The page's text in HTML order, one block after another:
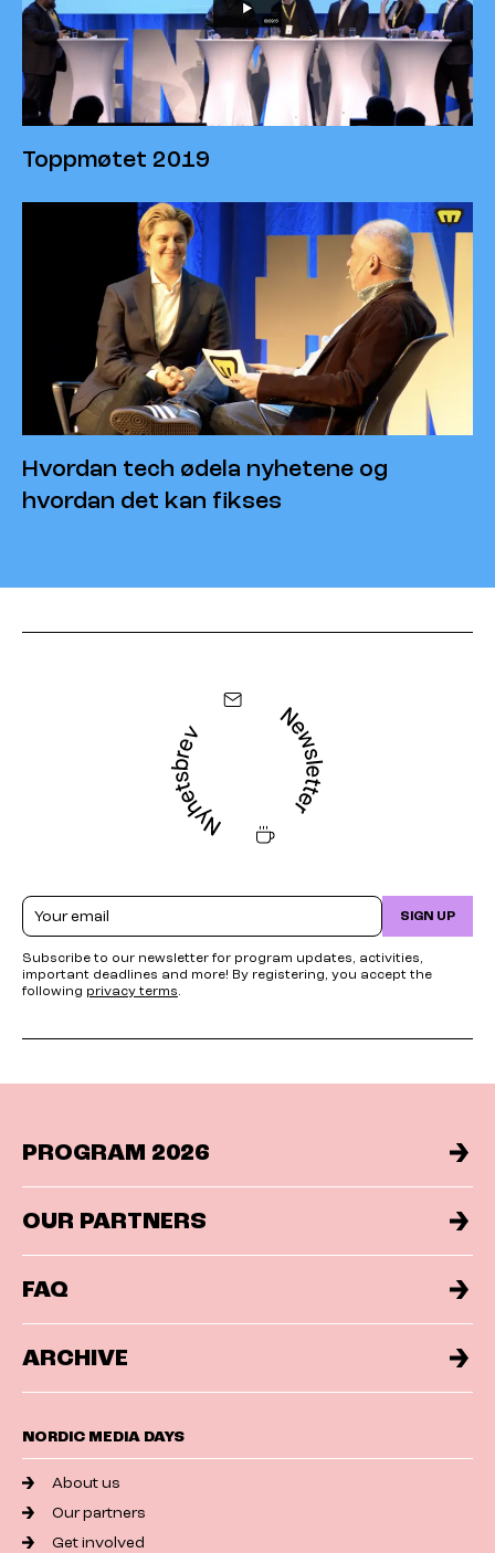
Toppmøtet 2019
Hvordan tech ødela nyhetene og
hvordan det kan fikses
Email SIGN UP
Subscribe to our newsletter for program updates, activities,
important deadlines and more! By registering, you accept the
following privacy terms.
PROGRAM 2026
OUR PARTNERS
FAQ
ARCHIVE
NORDIC MEDIA DAYS
About us
Our partners
Get involved